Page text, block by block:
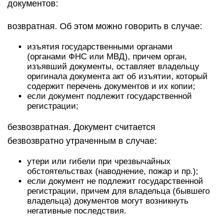
документов:
возвратная. Об этом можно говорить в случае:
изъятия государственными органами
(органами ФНС или МВД), причем орган,
изъявший документы, оставляет владельцу
оригинала документа акт об изъятии, который
содержит перечень документов и их копии;
если документ подлежит государственной
регистрации;
безвозвратная. Документ считается
безвозвратно утраченным в случае:
утери или гибели при чрезвычайных
обстоятельствах (наводнение, пожар и пр.);
если документ не подлежит государственной
регистрации, причем для владельца (бывшего
владельца) документов могут возникнуть
негативные последствия.